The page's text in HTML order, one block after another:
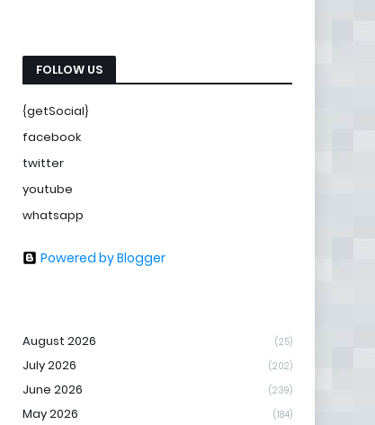
FOLLOW US
{getSocial}
facebook
twitter
youtube
whatsapp
Powered by Blogger
August 2026 (25)
July 2026 (202)
June 2026 (239)
May 2026 (184)